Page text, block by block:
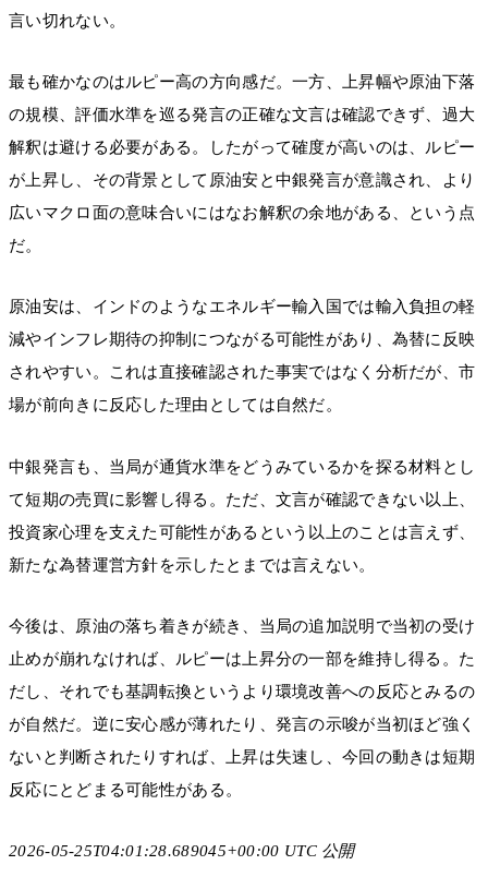
言い切れない。
最も確かなのはルピー高の方向感だ。一方、上昇幅や原油下落
の規模、評価水準を巡る発言の正確な文言は確認できず、過大
解釈は避ける必要がある。したがって確度が高いのは、ルピー
が上昇し、その背景として原油安と中銀発言が意識され、より
広いマクロ面の意味合いにはなお解釈の余地がある、という点
だ。
原油安は、インドのようなエネルギー輸入国では輸入負担の軽
減やインフレ期待の抑制につながる可能性があり、為替に反映
されやすい。これは直接確認された事実ではなく分析だが、市
場が前向きに反応した理由としては自然だ。
中銀発言も、当局が通貨水準をどうみているかを探る材料とし
て短期の売買に影響し得る。ただ、文言が確認できない以上、
投資家心理を支えた可能性があるという以上のことは言えず、
新たな為替運営方針を示したとまでは言えない。
今後は、原油の落ち着きが続き、当局の追加説明で当初の受け
止めが崩れなければ、ルピーは上昇分の一部を維持し得る。た
だし、それでも基調転換というより環境改善への反応とみるの
が自然だ。逆に安心感が薄れたり、発言の示唆が当初ほど強く
ないと判断されたりすれば、上昇は失速し、今回の動きは短期
反応にとどまる可能性がある。
2026-05-25T04:01:28.689045+00:00 UTC 公開